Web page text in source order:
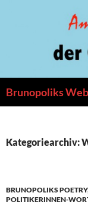
Brunopoliks
Kategoriearchiv:
BRUNOPOLIKS POETRY
POLITIKERINNEN-